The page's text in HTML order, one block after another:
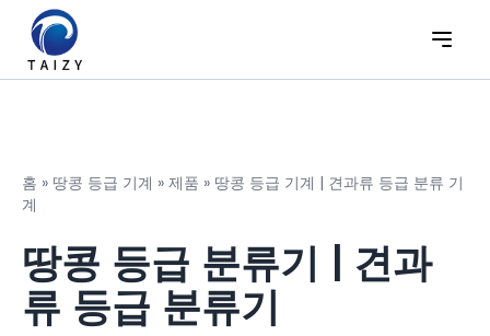
홈 » 땅콩 등급 기계 » 제품 » 땅콩 등급 기계 | 견과류 등급 분류 기
계
땅콩 등급 분류기 | 견과
류 등급 분류기